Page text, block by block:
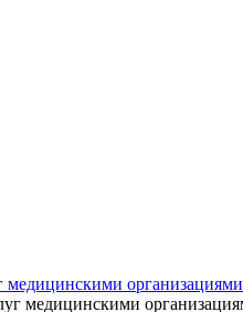
медицинскими организациями